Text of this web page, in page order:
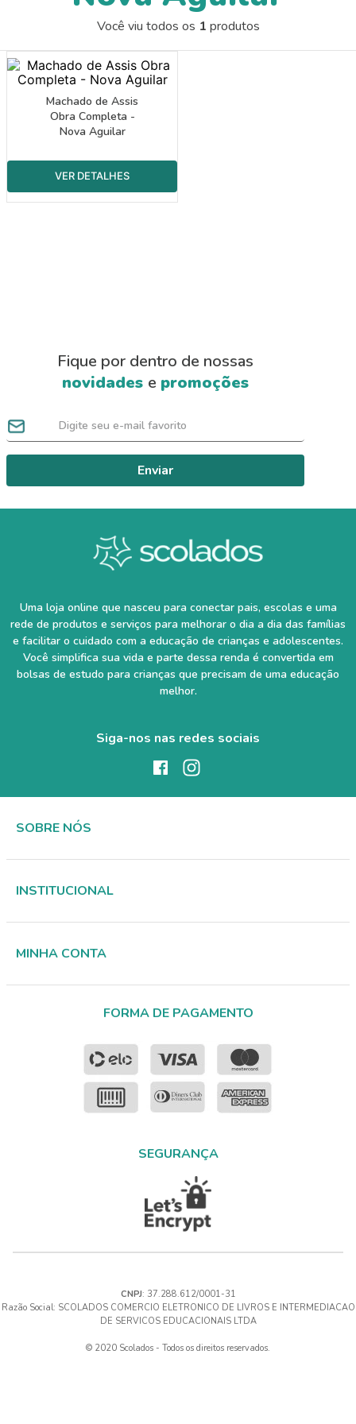
Você viu todos os 1 produtos
Machado de Assis
Obra Completa -
Nova Aguilar
Fique por dentro de nossas
novidades e promoções
Enviar
Uma loja online que nasceu para conectar pais, escolas e uma
rede de produtos e serviços para melhorar o dia a dia das famílias
e facilitar o cuidado com a educação de crianças e adolescentes.
Você simplifica sua vida e parte dessa renda é convertida em
bolsas de estudo para crianças que precisam de uma educação
melhor.
Siga-nos nas redes sociais
SOBRE NÓS
INSTITUCIONAL
MINHA CONTA
FORMA DE PAGAMENTO
SEGURANÇA
CNPJ: 37.288.612/0001-31
Razão Social: SCOLADOS COMERCIO ELETRONICO DE LIVROS E INTERMEDIACAO
DE SERVICOS EDUCACIONAIS LTDA
© 2020 Scolados - Todos os direitos reservados.
9º